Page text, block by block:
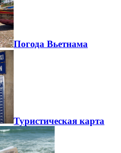
Погода Вьетнама
Туристическая карта